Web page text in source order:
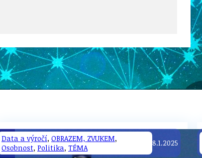
PETICE, VÝZVY, HLASOVÁNÍ, SOUTĚŽE
Data a výročí,OBRAZEM, ZVUKEM,
Osobnost,Politika,TÉMA 8.1.2025